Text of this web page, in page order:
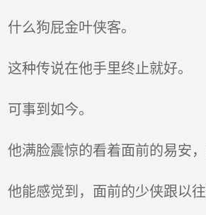
什么狗屁金叶侠客。
这种传说在他手里终止就好。
可事到如今。
他满脸震惊的看着面前的易安
他能感觉到，面前的少侠跟以往